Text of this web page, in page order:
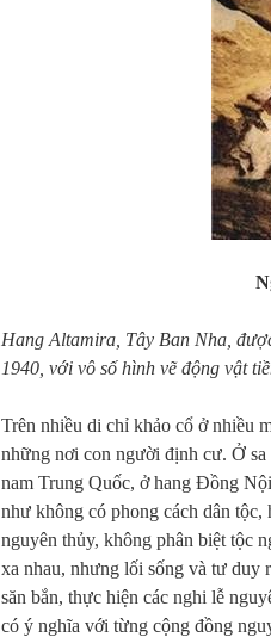
Hang Altamira, Tây Ban Nha,
1940, với vô số hình vẽ động vật
Trên nhiều di chỉ khảo cổ ở nhiều
những nơi con người định cư. Ở sa
nam Trung Quốc, ở hang Đồng
như không có phong cách dân
nguyên thủy, không phân biệt tộc
xa nhau, nhưng lối sống và tư duy
săn bắn, thực hiện các nghi lễ
có ý nghĩa với từng cộng đồng